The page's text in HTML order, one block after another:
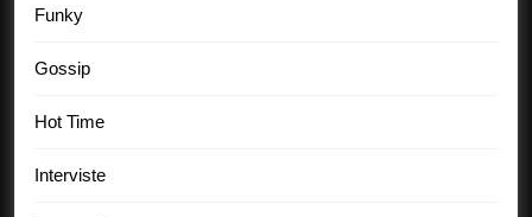
Funky
Gossip
Hot Time
Interviste